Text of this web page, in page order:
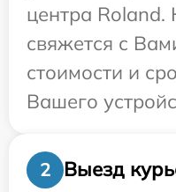
центра Roland.
свяжется с
стоимости и
Вашего
2
Выезд